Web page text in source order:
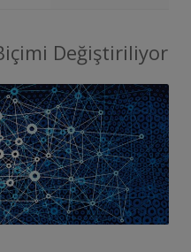
Değiştiriliyor